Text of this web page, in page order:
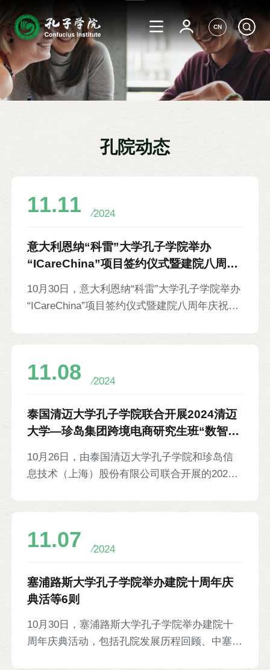
CN
孔院动态
11.11 2024
意大利恩纳“科雷”大学孔子学院举办
“ICareChina”项目签约仪式暨建院八周年
10月30日，意大利恩纳“科雷”大学孔子学院举办
“ICareChina”项目签约仪式暨建院八周年庆祝活
译，以及服务行业中文培训等方面进行合作。孔
与南方研究中心创始人兼主席、恩纳市前市长保
罗·伽罗法罗，国家手工业者协会恩纳省会长菲
诺·里佐，大学董事会主席卡塔尔多·萨勒诺，孔
院意方院长罗毅文、中方院长王琴以及当地部分
11.08 2024
泰国清迈大学孔子学院联合开展2024清迈
大学—珍岛集团跨境电商研究生班“数智领
10月26日，由泰国清迈大学孔子学院和珍岛信
息技术（上海）股份有限公司联合开展的2024
站的全渠道网络营销建设”“基于微信生态的移动
品、市场生态和操作系统，学生最终分组完成5
个电商项目建设。珍岛集团院校事业部总经理李
罡、孔院中方院长连晨及25名参训学员等参
加。
11.07 2024
塞浦路斯大学孔子学院举办建院十周年庆
典活等6则
10月30日，塞浦路斯大学孔子学院举办建院十
周年庆典活动，包括孔院发展历程回顾、中塞基